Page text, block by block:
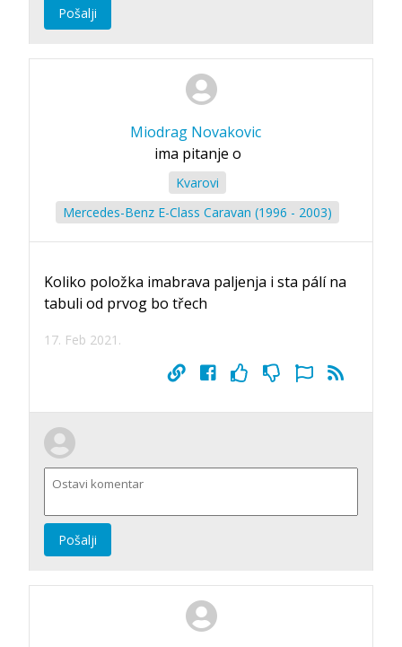
Pošalji
Miodrag Novakovic
ima pitanje o
Kvarovi
Mercedes-Benz E-Class Caravan (1996 - 2003)
Koliko položka imabrava paljenja i sta pálí na
tabuli od prvog bo třech
17. Feb 2021.
Pošalji